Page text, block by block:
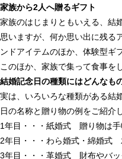
家族から2人へ贈るギフト
家族のはじまりともいえる、結
思いますが、何か思い出に残る
ンドアイテムのほか、体験型ギ
このほか、家族で集って食事を
結婚記念日の種類にはどんなも
実は、いろいろな種類がある結
日の名称と贈り物の例をご紹介
1年目・・・紙婚式 贈り物は手
2年目・・・わら婚式・綿婚式
3年目・・・革婚式 財布やバッ